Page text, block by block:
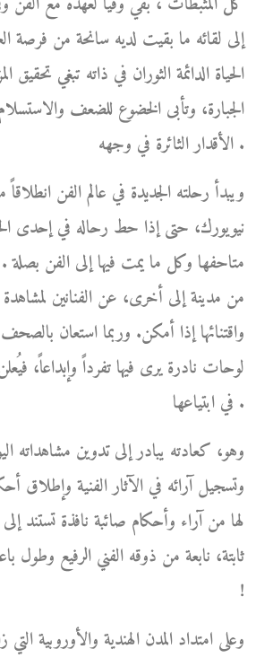
إلى لقائه ما بقيت لديه سانحة من فرصة
الحياة الدائمة الثوران في ذاته تبغي تحقيق
الجبارة، وتأبى الخضوع للضعف
الأقدار الثائرة في وجهه .
ويبدأ رحلته الجديدة في عالم الفن
نيويورك، حتى إذا حط رحاله في إحدى
متاحفها وكل ما يمت فيها إلى الفن بصلة
من مدينة إلى أخرى، عن الفنانين لمشاهدة
واقتنائها إذا أمكن. وربما استعان
لوحات نادرة يرى فيها تفرداً وإبداعاً،
في ابتياعها .
وهو، كعادته يبادر إلى تدوين مشاهداته
وتسجيل آرائه في الآثار الفنية وإطلاق
لها من آراء وأحكام صائبة نافذة تستند
ثابتة، نابعة من ذوقه الفني الرفيع وطول
!
وعلى امتداد المدن الهندية والأوروبية